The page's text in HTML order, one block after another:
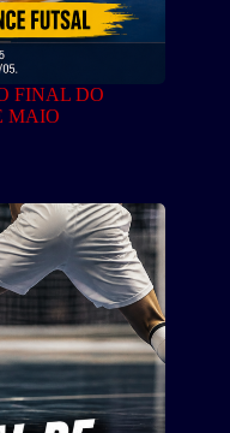
FINAL DO
MAIO